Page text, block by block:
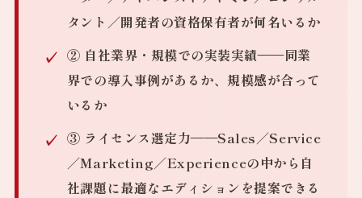
タント／開発者の資格保有者が何名いるか
② 自社業界・規模での実装実績——同業
界での導入事例があるか、規模感が合って
いるか
③ ライセンス選定力——Sales／Service
／Marketing／Experienceの中から自
社課題に最適なエディションを提案できる